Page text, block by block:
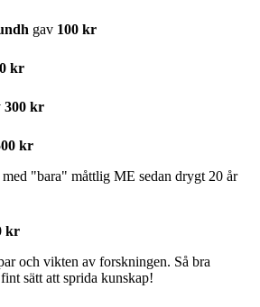
gav 100 kr
kr
300 kr
kr
"bara" måttlig ME sedan drygt 20 år
kr
och vikten av forskningen. Så bra
sätt att sprida kunskap!